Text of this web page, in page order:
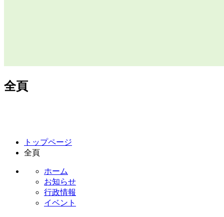
全頁
トップページ
全頁
ホーム
お知らせ
行政情報
イベント